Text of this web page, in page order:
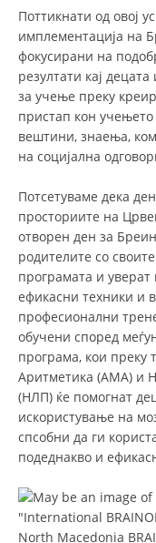
ПРОЕКТИ –
Поттикнати од овој
имплементација на
фокусирани на
резултати кај
за учење преку
пристап кон учењето
вештини, знаења,
на социјална
Потсетуваме дека
просториите на
отворен ден за
родителите со
програмата и
ефикасни техники и
професионални
обучени според
програма, кои преку
Аритметика (АМА) и
(НЛП) ќе помогнат
искористување на
спсобни да ги
подеднакво и